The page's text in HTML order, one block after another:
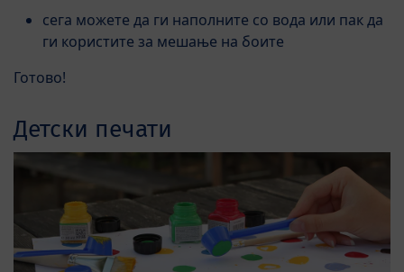
сега можете да ги наполните со вода или пак да
ги користите за мешање на боите
Готово!
Детски печати